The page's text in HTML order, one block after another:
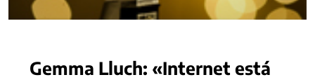
Gemma Lluch: «Internet está